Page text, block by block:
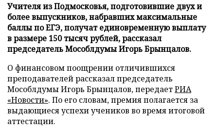
Учителя из Подмосковья, подготовившие двух и
более выпускников, набравших максимальные
баллы по ЕГЭ, получат единовременную выплату
в размере 150 тысяч рублей, рассказал
председатель Мособлдумы Игорь Брынцалов.
О финансовом поощрении отличившихся
преподавателей рассказал председатель
Мособлдумы Игорь Брынцалов, передаетРИА
«Новости». По его словам, премия полагается за
выдающиеся успехи учеников во время итоговой
аттестации.